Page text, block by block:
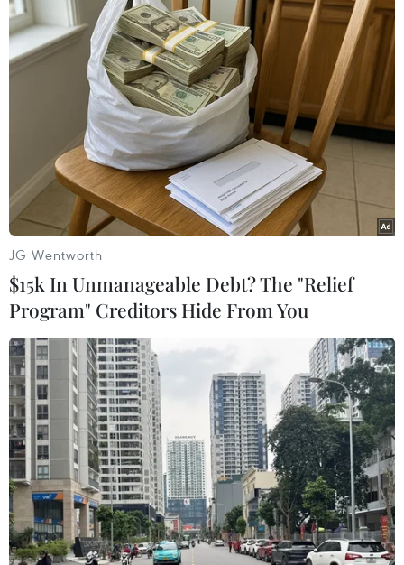
17/05/2014 02:27
Bộ Khoa học Công nghệ đã tổ chức tôn vinh các
nhà khoa học có công trình xuất sắc, đóng góp
quan trọng trong lĩnh vực nghiên cứu cơ bản.
Bộ trưởng Bộ KHCN Nguyễn Quân trao giải thường cho các
nhà khoa học. (Ảnh: T.H/Vietnam+)
Ngày 17/5, Bộ Khoa học và Công nghệ đã tổ chức
Lễ trao giải thưởng Tạ Quang Bửu 2013 dành
cho nghiên cứu cơ bản trong khoa học tự nhiên,
gồm các lĩnh vực: Toán, Khoa học máy tính và
JG Wentworth
$15k In Unmanageable Debt? The "Relief
Program" Creditors Hide From You